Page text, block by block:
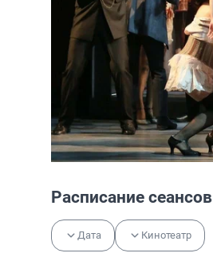
Расписание сеансов
Дата Кинотеатр